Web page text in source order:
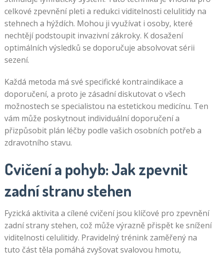
celkové zpevnění pleti a redukci viditelnosti celulitidy na
stehnech a hýždích. Mohou ji využívat i osoby, které
nechtějí podstoupit invazivní zákroky. K dosažení
optimálních výsledků se doporučuje absolvovat sérii
sezení.
Každá metoda má své specifické kontraindikace a
doporučení, a proto je zásadní diskutovat o všech
možnostech se specialistou na estetickou medicínu. Ten
vám může poskytnout individuální doporučení a
přizpůsobit plán léčby podle vašich osobních potřeb a
zdravotního stavu.
Cvičení a pohyb: Jak zpevnit
zadní stranu stehen
Fyzická aktivita a cílené cvičení jsou klíčové pro zpevnění
zadní strany stehen, což může výrazně přispět ke snížení
viditelnosti celulitidy. Pravidelný trénink zaměřený na
tuto část těla pomáhá zvyšovat svalovou hmotu,